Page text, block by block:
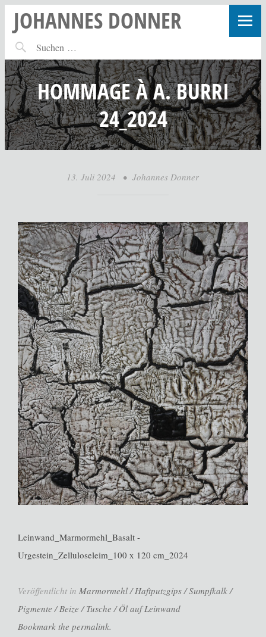
JOHANNES DONNER
HOMMAGE À A. BURRI
24_2024
13. Juli 2024 • Johannes Donner
Leinwand_Marmormehl_Basalt -
Urgestein_Zelluloseleim_100 x 120 cm_2024
Veröffentlicht in Marmormehl / Haftputzgips / Sumpfkalk /
Pigmente / Beize / Tusche / Öl auf Leinwand
Bookmark the permalink.